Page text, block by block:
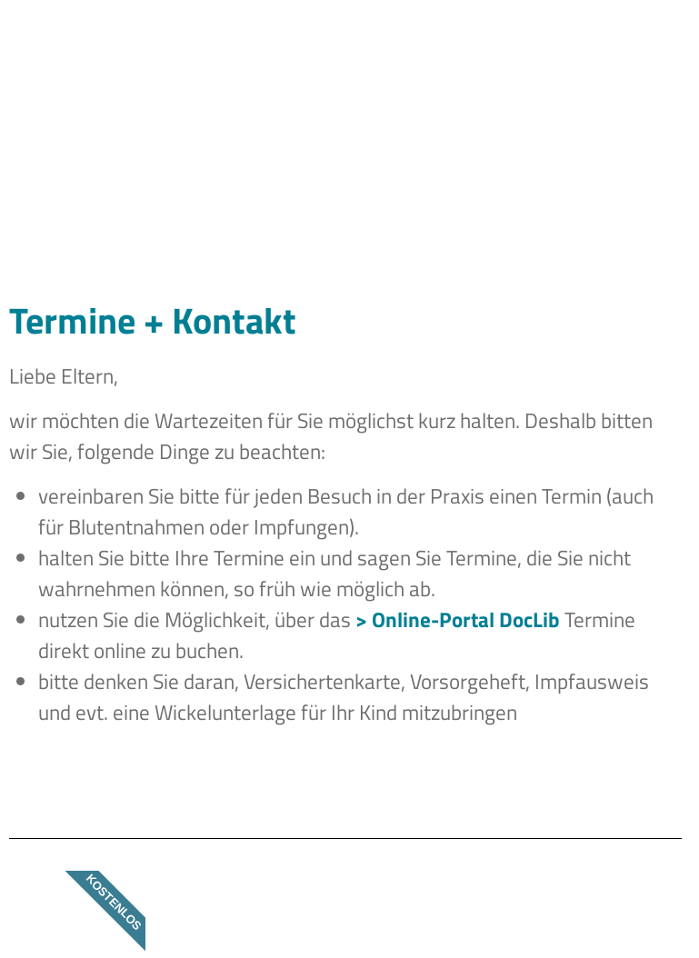
Termine + Kontakt
Liebe Eltern,
wir möchten die Wartezeiten für Sie möglichst kurz halten. Deshalb bitten
wir Sie, folgende Dinge zu beachten:
vereinbaren Sie bitte für jeden Besuch in der Praxis einen Termin (auch
für Blutentnahmen oder Impfungen).
halten Sie bitte Ihre Termine ein und sagen Sie Termine, die Sie nicht
wahrnehmen können, so früh wie möglich ab.
nutzen Sie die Möglichkeit, über das > Online-Portal DocLibTermine
direkt online zu buchen.
bitte denken Sie daran, Versichertenkarte, Vorsorgeheft, Impfausweis
und evt. eine Wickelunterlage für Ihr Kind mitzubringen
KOSTENLOS